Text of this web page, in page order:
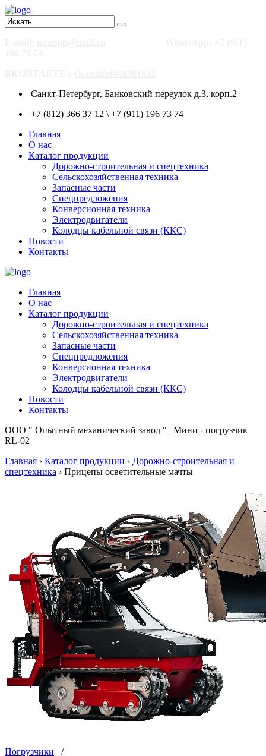
Санкт-Петербург, Банковский переулок д.3, корп.2
+7 (812) 366 37 12 \ +7 (911) 196 73 74
Главная
О нас
Каталог продукции
Дорожно-строительная и спецтехника
Сельскохозяйственная техника
Запасные части
Спецпредложения
Конверсионная техника
Электродвигатели
Колодцы кабельной связи (ККС)
Новости
Контакты
Главная
О нас
Каталог продукции
Дорожно-строительная и спецтехника
Сельскохозяйственная техника
Запасные части
Спецпредложения
Конверсионная техника
Электродвигатели
Колодцы кабельной связи (ККС)
Новости
Контакты
ООО " Опытный механический завод " | Мини - погрузчик
RL-02
Главная › Каталог продукции › Дорожно-строительная и
спецтехника › Прицепы осветительные мачты
Погрузчики /